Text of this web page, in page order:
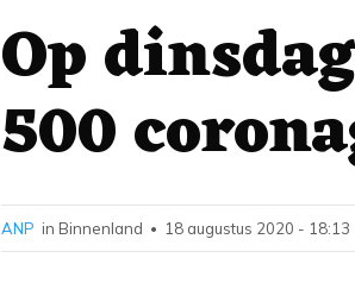
Op
500
ANP in Binnenland • 18 augustus 2020 - 18:13